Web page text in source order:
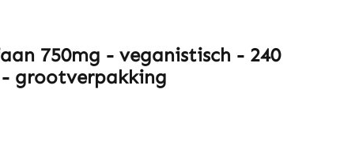
750mg - veganistisch - 240
grootverpakking